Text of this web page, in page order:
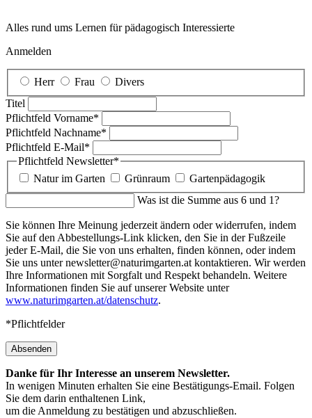
Alles rund ums Lernen für pädagogisch Interessierte
Anmelden
Herr Frau
Divers
Titel
Pflichtfeld Vorname*
Pflichtfeld Nachname*
Pflichtfeld E-Mail*
Pflichtfeld Newsletter*
Natur im Garten
Grünraum
Gartenpädagogik
Was ist die Summe aus 6 und 1?
Sie können Ihre Meinung jederzeit ändern oder widerrufen, indem
Sie auf den Abbestellungs-Link klicken, den Sie in der Fußzeile
jeder E-Mail, die Sie von uns erhalten, finden können, oder indem
Sie uns unter newsletter@naturimgarten.at kontaktieren. Wir werden
Ihre Informationen mit Sorgfalt und Respekt behandeln. Weitere
Informationen finden Sie auf unserer Website unter
www.naturimgarten.at/datenschutz.
*Pflichtfelder
Absenden
Danke für Ihr Interesse an unserem Newsletter.
In wenigen Minuten erhalten Sie eine Bestätigungs-Email. Folgen
Sie dem darin enthaltenen Link,
um die Anmeldung zu bestätigen und abzuschließen.